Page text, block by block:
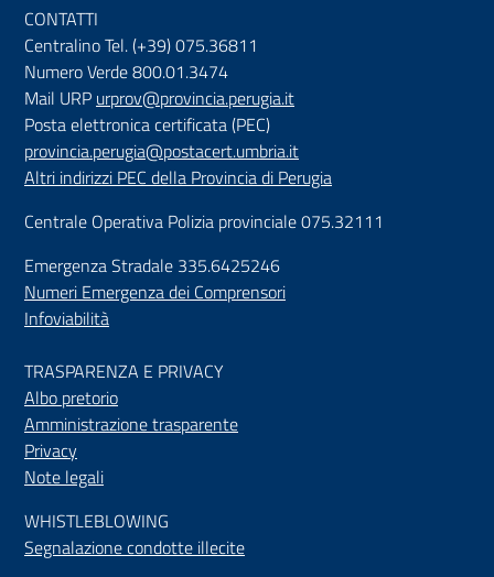
CONTATTI
Centralino Tel. (+39) 075.36811
Numero Verde 800.01.3474
Mail URP urprov@provincia.perugia.it
Posta elettronica certificata (PEC)
provincia.perugia@postacert.umbria.it
Altri indirizzi PEC della Provincia di Perugia
Centrale Operativa Polizia provinciale 075.32111
Emergenza Stradale 335.6425246
Numeri Emergenza dei Comprensori
Infoviabilità
TRASPARENZA E PRIVACY
Albo pretorio
Amministrazione trasparente
Privacy
Note legali
WHISTLEBLOWING
Segnalazione condotte illecite